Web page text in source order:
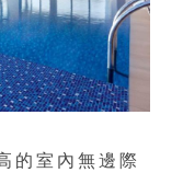
室內無邊際